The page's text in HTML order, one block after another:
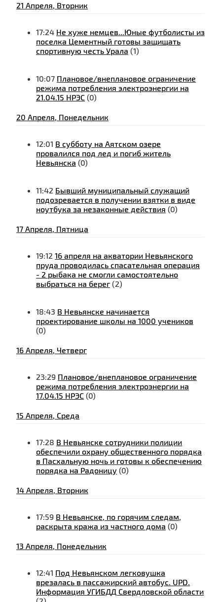
21 Апреля, Вторник
17:24 Не хуже немцев...Юные футболисты из
поселка Цементный готовы защищать
спортивную честь Урала (1)
10:07 Плановое/внеплановое ограничение
режима потребления электроэнергии на
21.04.15 НРЭС (0)
20 Апреля, Понедельник
12:01 В субботу на Аятском озере
провалился под лед и погиб житель
Невьянска (0)
11:42 Бывший муниципальный служащий
подозревается в получении взятки в виде
ноутбука за незаконные действия (0)
17 Апреля, Пятница
19:12 16 апреля на акватории Невьянского
пруда проводилась спасательная операция
- 2 рыбака не смогли самостоятельно
выбраться на берег (2)
18:43 В Невьянске начинается
проектирование школы на 1000 учеников
(0)
16 Апреля, Четверг
23:29 Плановое/внеплановое ограничение
режима потребления электроэнергии на
17.04.15 НРЭС (0)
15 Апреля, Среда
17:28 В Невьянске сотрудники полиции
обеспечили охрану общественного порядка
в Пасхальную ночь и готовы к обеспечению
порядка на Радоницу (0)
14 Апреля, Вторник
17:59 В Невьянске, по горячим следам,
раскрыта кража из частного дома (0)
13 Апреля, Понедельник
12:41 Под Невьянском легковушка
врезалась в пассажирский автобус. UPD.
Информация УГИБДД Свердловской области